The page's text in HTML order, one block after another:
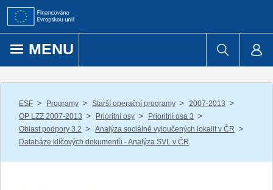
Přejít k obsahu
MENU
ESF / Programy / Starší operační programy / 2007-2013 /
OP LZZ 2007-2013 / Prioritní osy / Prioritní osa 3 /
Oblast podpory 3.2 / Analýza sociálně vyloučených lokalit v ČR /
Databáze klíčových dokumentů - Analýza SVL v ČR